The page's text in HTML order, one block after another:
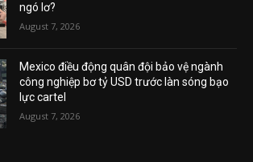
ngó lơ?
August 7, 2026
Mexico điều động quân đội bảo vệ ngành
công nghiệp bơ tỷ USD trước làn sóng bạo
lực cartel
August 7, 2026